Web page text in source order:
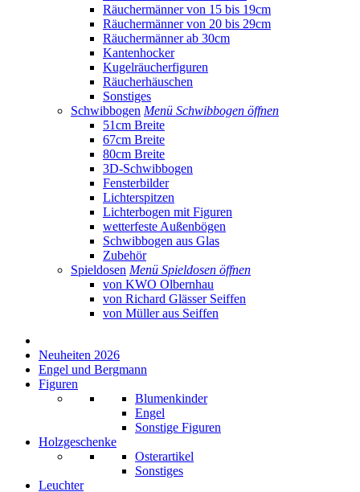
Räuchermänner von 15 bis 19cm
Räuchermänner von 20 bis 29cm
Räuchermänner ab 30cm
Kantenhocker
Kugelräucherfiguren
Räucherhäuschen
Sonstiges
Schwibbogen Menü Schwibbogen öffnen
51cm Breite
67cm Breite
80cm Breite
3D-Schwibbogen
Fensterbilder
Lichterspitzen
Lichterbogen mit Figuren
wetterfeste Außenbögen
Schwibbogen aus Glas
Zubehör
Spieldosen Menü Spieldosen öffnen
von KWO Olbernhau
von Richard Glässer Seiffen
von Müller aus Seiffen
Neuheiten 2026
Engel und Bergmann
Figuren
Blumenkinder
Engel
Sonstige Figuren
Holzgeschenke
Osterartikel
Sonstiges
Leuchter